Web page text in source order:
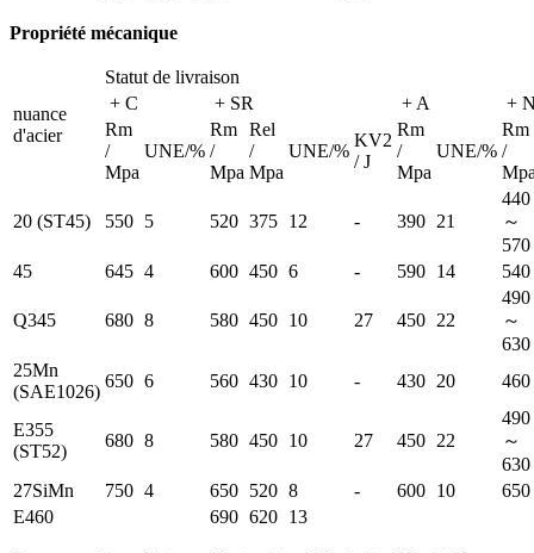
Propriété mécanique
nuance
d'acier
Statut de livraison
+ C
+ SR + A
+
Rm
/
Mpa
UNE/%
Rm
/
Mpa
Rel
/
Mpa
UNE/%
KV2
/ J
Rm
/
Mpa
UNE/%
Rm
/
20 (ST45) 550 5 520 375 12 - 390 21
440
～
570
45
645 4 600 450 6 - 590 14 540
Q345 680 8 580 450 10 27 450 22
490
～
630
25Mn
(SAE1026)
650 6 560 430 10 - 430 20 460
E355
(ST52)
680 8 580 450 10 27 450 22
490
～
630
27SiMn
750 4 650 520 8 - 600 10
650
E460
690 620 13